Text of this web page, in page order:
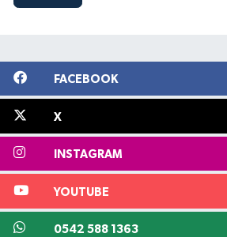
FACEBOOK
X
INSTAGRAM
YOUTUBE
0542 588 1363